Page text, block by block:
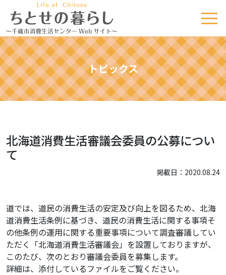
トピックス
北海道消費生活審議会委員の公募につい
て
掲載日：2020.08.24
道では、道民の消費生活の安定及び向上を図るため、北海
道消費生活条例に基づき、道民の消費生活に関する事項そ
の他条例の運用に関する重要事項について調査審議してい
ただく「北海道消費生活審議会」を設置しておりますが、
このたび、次のとおり審議会委員を募集します。
詳細は、添付しているファイルをご覧ください。